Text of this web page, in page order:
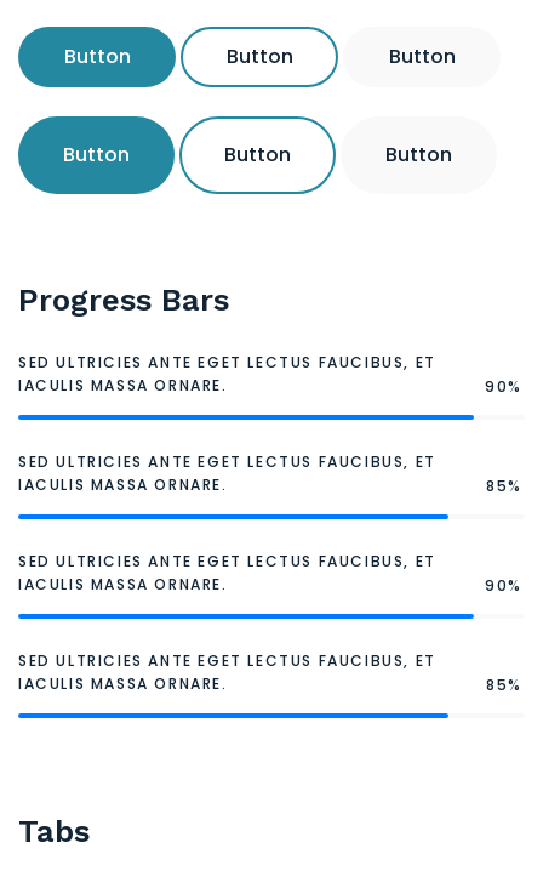
Button Button Button
Button Button Button
Progress Bars
SED ULTRICIES ANTE EGET LECTUS FAUCIBUS, ET
IACULIS MASSA ORNARE.
90%
SED ULTRICIES ANTE EGET LECTUS FAUCIBUS, ET
IACULIS MASSA ORNARE.
85%
SED ULTRICIES ANTE EGET LECTUS FAUCIBUS, ET
IACULIS MASSA ORNARE.
90%
SED ULTRICIES ANTE EGET LECTUS FAUCIBUS, ET
IACULIS MASSA ORNARE.
85%
Tabs